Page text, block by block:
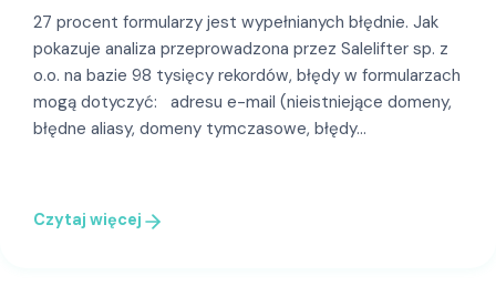
27 procent formularzy jest wypełnianych błędnie. Jak
pokazuje analiza przeprowadzona przez Salelifter sp. z
o.o. na bazie 98 tysięcy rekordów, błędy w formularzach
mogą dotyczyć: adresu e-mail (nieistniejące domeny,
błędne aliasy, domeny tymczasowe, błędy…
Czytaj więcej